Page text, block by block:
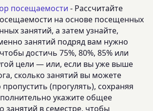
посещаемости - Рассчитайте
на основе посещенных
занятий, а затем узнайте,
занятий подряд вам нужно
достичь 75%, 80%, 85% или
цели — или, если вы уже выше
сколько занятий вы можете
(прогулять), сохраняя
укажите общее
занятий в семестре, чтобы